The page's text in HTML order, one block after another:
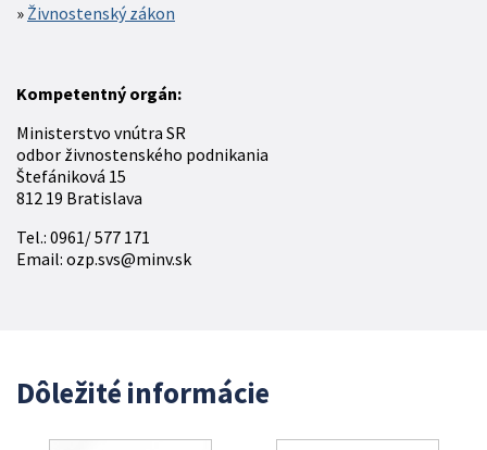
Živnostenský zákon
Kompetentný orgán:
Ministerstvo vnútra SR
odbor živnostenského podnikania
Štefániková 15
812 19 Bratislava
Tel.: 0961/ 577 171
Email: ozp.svs@minv.sk
Dôležité informácie